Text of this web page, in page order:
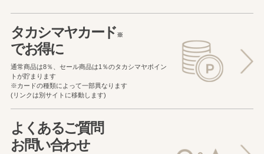
タカシマヤカード※
でお得に
通常商品は8％、セール商品は1％のタカシマヤポイン
トが貯まります
※カードの種類によって一部異なります
(リンクは別サイトに移動します)
よくあるご質問
お問い合わせ